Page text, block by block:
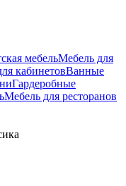
мебельМебель для
кабинетовВанные